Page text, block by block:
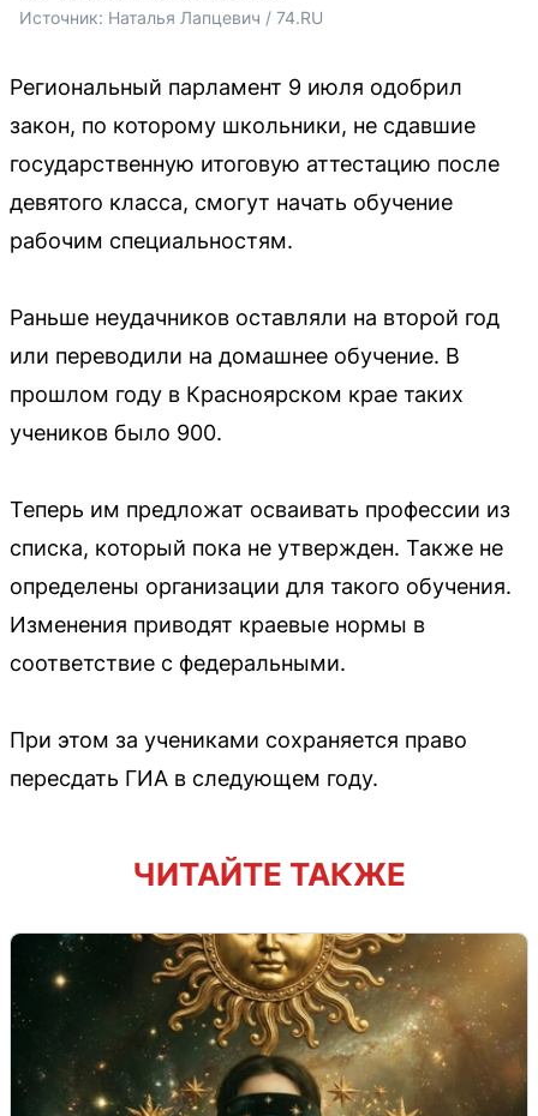
Источник: Наталья Лапцевич / 74.RU
Региональный парламент 9 июля одобрил
закон, по которому школьники, не сдавшие
государственную итоговую аттестацию после
девятого класса, смогут начать обучение
рабочим специальностям.
Раньше неудачников оставляли на второй год
или переводили на домашнее обучение. В
прошлом году в Красноярском крае таких
учеников было 900.
Теперь им предложат осваивать профессии из
списка, который пока не утвержден. Также не
определены организации для такого обучения.
Изменения приводят краевые нормы в
соответствие с федеральными.
При этом за учениками сохраняется право
пересдать ГИА в следующем году.
ЧИТАЙТЕ ТАКЖЕ